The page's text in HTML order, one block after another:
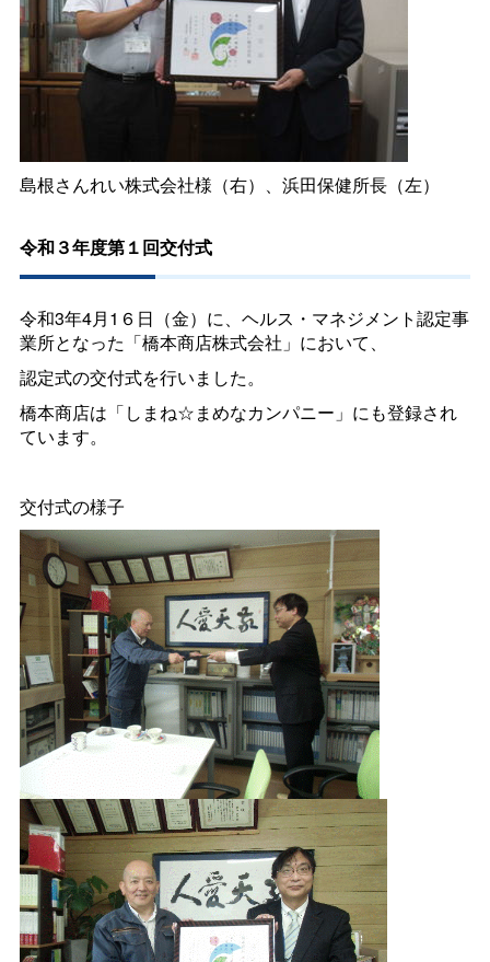
島根さんれい株式会社様（右）、浜田保健所長（左）
令和３年度第１回交付式
令和3年4月1６日（金）に、ヘルス・マネジメント認定事
業所となった「橋本商店株式会社」において、
認定式の交付式を行いました。
橋本商店は「しまね☆まめなカンパニー」にも登録され
ています。
交付式の様子